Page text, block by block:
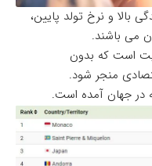
بالا و نرخ تولد پایین،
است که بدون
منجر شود.